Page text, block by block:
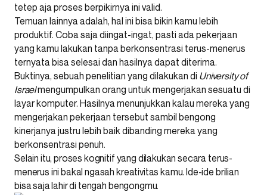
tetep aja proses berpikirnya ini valid.
Temuan lainnya adalah, hal ini bisa bikin kamu lebih
produktif. Coba saja diingat-ingat, pasti ada pekerjaan
yang kamu lakukan tanpa berkonsentrasi terus-menerus
ternyata bisa selesai dan hasilnya dapat diterima.
Buktinya, sebuah penelitian yang dilakukan di University of
Israelmengumpulkan orang untuk mengerjakan sesuatu di
layar komputer. Hasilnya menunjukkan kalau mereka yang
mengerjakan pekerjaan tersebut sambil bengong
kinerjanya justru lebih baik dibanding mereka yang
berkonsentrasi penuh.
Selain itu, proses kognitif yang dilakukan secara terus-
menerus ini bakal ngasah kreativitas kamu. Ide-ide brilian
bisa saja lahir di tengah bengongmu.